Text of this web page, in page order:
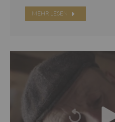
MEHR LESEN